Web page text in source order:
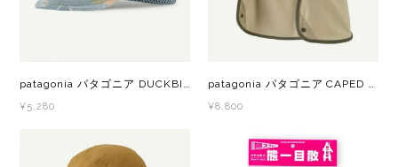
UltrAspire(ウルトラスパイア)
XeroShoes（ゼロシューズ）
¥5,280 ¥8,800